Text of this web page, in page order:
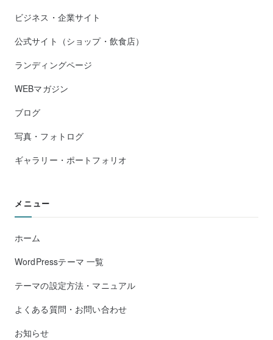
ビジネス・企業サイト
公式サイト（ショップ・飲食店）
ランディングページ
WEBマガジン
ブログ
写真・フォトログ
ギャラリー・ポートフォリオ
メニュー
ホーム
WordPressテーマ 一覧
テーマの設定方法・マニュアル
よくある質問・お問い合わせ
お知らせ